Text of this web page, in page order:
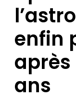
enfin
après
ans